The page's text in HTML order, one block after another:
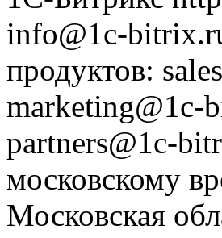
info@1c-
продуктов:
marketing@1c-
partners@1c-
московскому
Московская